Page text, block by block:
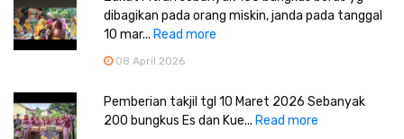
dibagikan pada orang miskin, janda pada tanggal
10 mar... Read more
08 April 2026
Pemberian takjil tgl 10 Maret 2026 Sebanyak
200 bungkus Es dan Kue... Read more